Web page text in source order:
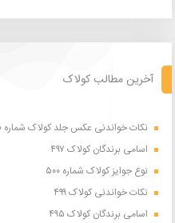
آخرین مطالب کولاک
نکات خواندنی عکس جلد کولاک شماره ۵۰۰
اسامی برندگان کولاک ۴۹۷
نوع جوایز کولاک شماره ۵۰۰
نکات خواندنی کولاک ۴۹۹
اسامی برندگان کولاک ۴۹۵